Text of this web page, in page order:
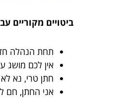
ביטויים מקוריים
תחת הנהלה
אין לכם מושג
חתן טרי, נא
אני החתן, חם